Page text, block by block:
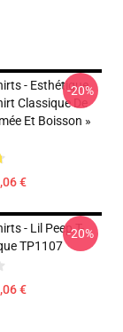
- Esthétique
Classique De
Et Boisson »
€
-20%
- Lil Peep T-
TP1107
€
-20%